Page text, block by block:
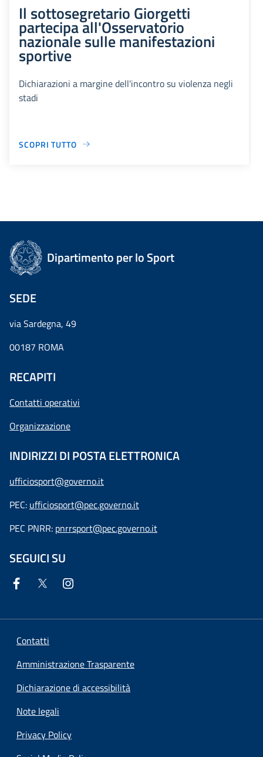
Il sottosegretario Giorgetti
partecipa all'Osservatorio
nazionale sulle manifestazioni
sportive
Dichiarazioni a margine dell'incontro su violenza negli
stadi
SCOPRI TUTTO
Dipartimento per lo Sport
SEDE
via Sardegna, 49
00187 ROMA
RECAPITI
Contatti operativi
Organizzazione
INDIRIZZI DI POSTA ELETTRONICA
ufficiosport@governo.it
PEC: ufficiosport@pec.governo.it
PEC PNRR: pnrrsport@pec.governo.it
SEGUICI SU
Contatti
Amministrazione Trasparente
Dichiarazione di accessibilità
Note legali
Privacy Policy